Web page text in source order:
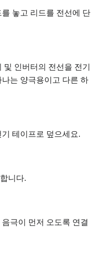
놓고 리드를 전선에 단
인버터의 전선을 전기
는 양극용이고 다른 하
테이프로 덮으세요.
니다.
극이 먼저 오도록 연결